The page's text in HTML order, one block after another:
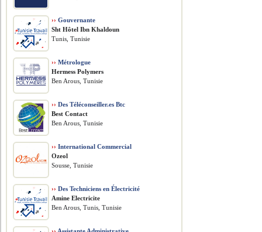
›› Gouvernante
Sht Hôtel Ibn Khaldoun
Tunis, Tunisie
›› Métrologue
Hermess Polymers
Ben Arous, Tunisie
›› Des Téléconseiller.es Btc
Best Contact
Ben Arous, Tunisie
›› International Commercial
Ozeol
Sousse, Tunisie
›› Des Techniciens en Électricité
Amine Electricite
Ben Arous, Tunis, Tunisie